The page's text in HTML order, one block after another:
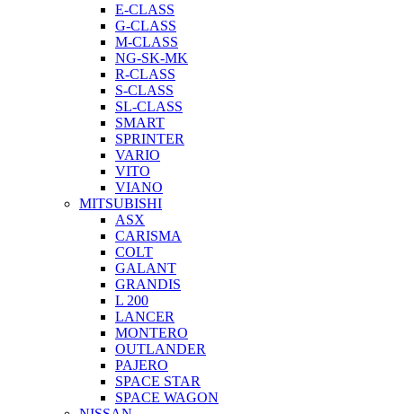
E-CLASS
G-CLASS
M-CLASS
NG-SK-MK
R-CLASS
S-CLASS
SL-CLASS
SMART
SPRINTER
VARIO
VITO
VIANO
MITSUBISHI
ASX
CARISMA
COLT
GALANT
GRANDIS
L 200
LANCER
MONTERO
OUTLANDER
PAJERO
SPACE STAR
SPACE WAGON